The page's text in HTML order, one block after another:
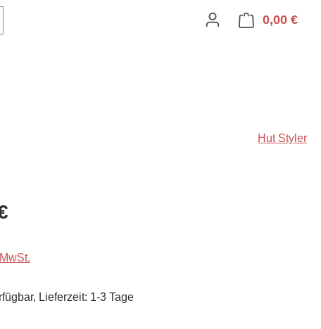
0,00 €
Hut Styler
Lieferzeit: 1-3 Tage